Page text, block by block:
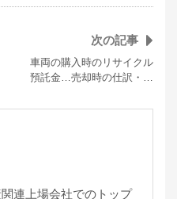
次の記事
車両の購入時のリサイクル
預託金…売却時の仕訳・…
連上場会社でのトップ